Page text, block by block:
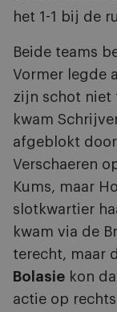
het 1-1 bij de
Beide teams
Vormer legde
zijn schot niet
kwam
afgeblokt
Verschaeren
Kums, maar
slotkwartier
kwam via de
terecht, maar
Bolasie kon
actie op